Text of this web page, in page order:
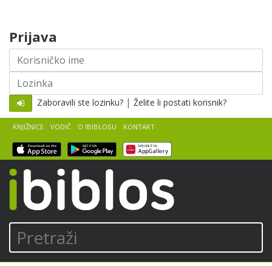
Pretraži
KNJIŽNICE VODIČ O IBIBLOSU KONTAKT
Prijava
Korisničko
ime
Lozinka
Zaboravili ste lozinku? | Želite li postati korisnik?